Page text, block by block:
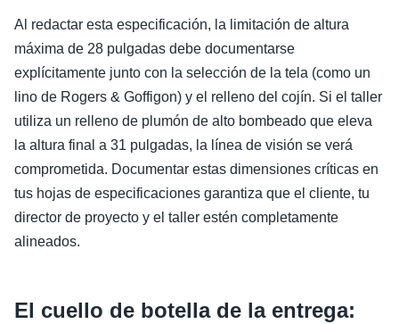
Al redactar esta especificación, la limitación de altura
máxima de 28 pulgadas debe documentarse
explícitamente junto con la selección de la tela (como un
lino de Rogers & Goffigon) y el relleno del cojín. Si el taller
utiliza un relleno de plumón de alto bombeado que eleva
la altura final a 31 pulgadas, la línea de visión se verá
comprometida. Documentar estas dimensiones críticas en
tus hojas de especificaciones garantiza que el cliente, tu
director de proyecto y el taller estén completamente
alineados.
El cuello de botella de la entrega: